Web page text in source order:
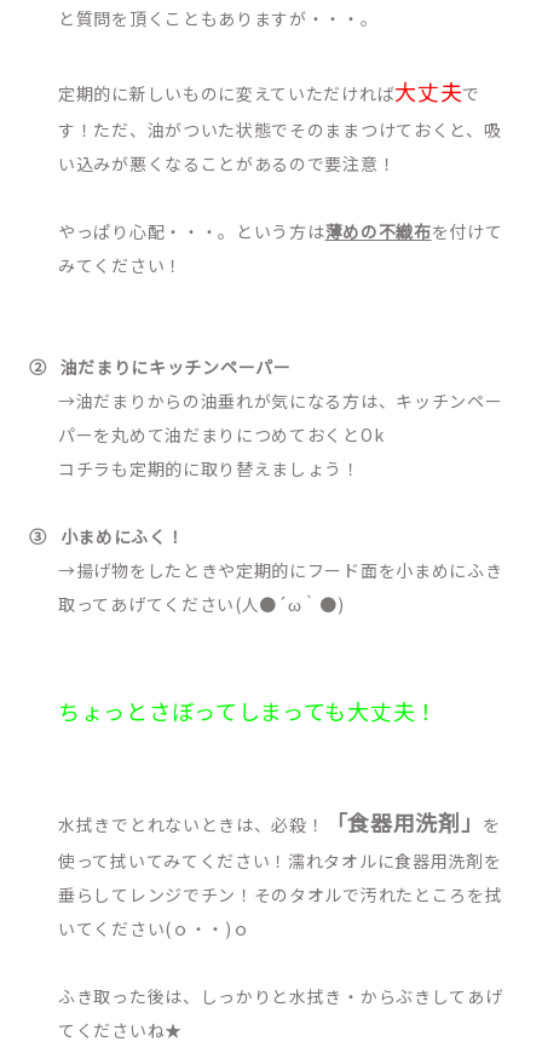
と質問を頂くこともありますが・・・。
定期的に新しいものに変えていただければ大丈夫で
す！ただ、油がついた状態でそのままつけておくと、吸
い込みが悪くなることがあるので要注意！
やっぱり心配・・・。という方は薄めの不織布を付けて
みてください！
② 油だまりにキッチンペーパー
→油だまりからの油垂れが気になる方は、キッチンペー
パーを丸めて油だまりにつめておくとOk
コチラも定期的に取り替えましょう！
③
小まめにふく！
→揚げ物をしたときや定期的にフード面を小まめにふき
取ってあげてください(人●´ω｀●)
ちょっとさぼってしまっても大丈夫！
水拭きでとれないときは、必殺！ 「食器用洗剤」 を
使って拭いてみてください！濡れタオルに食器用洗剤を
垂らしてレンジでチン！そのタオルで汚れたところを拭
いてください(ｏ・・)ｏ
ふき取った後は、しっかりと水拭き・からぶきしてあげ
てくださいね★